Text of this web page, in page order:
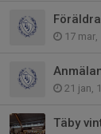
17 mar,
21 jan,
Täby